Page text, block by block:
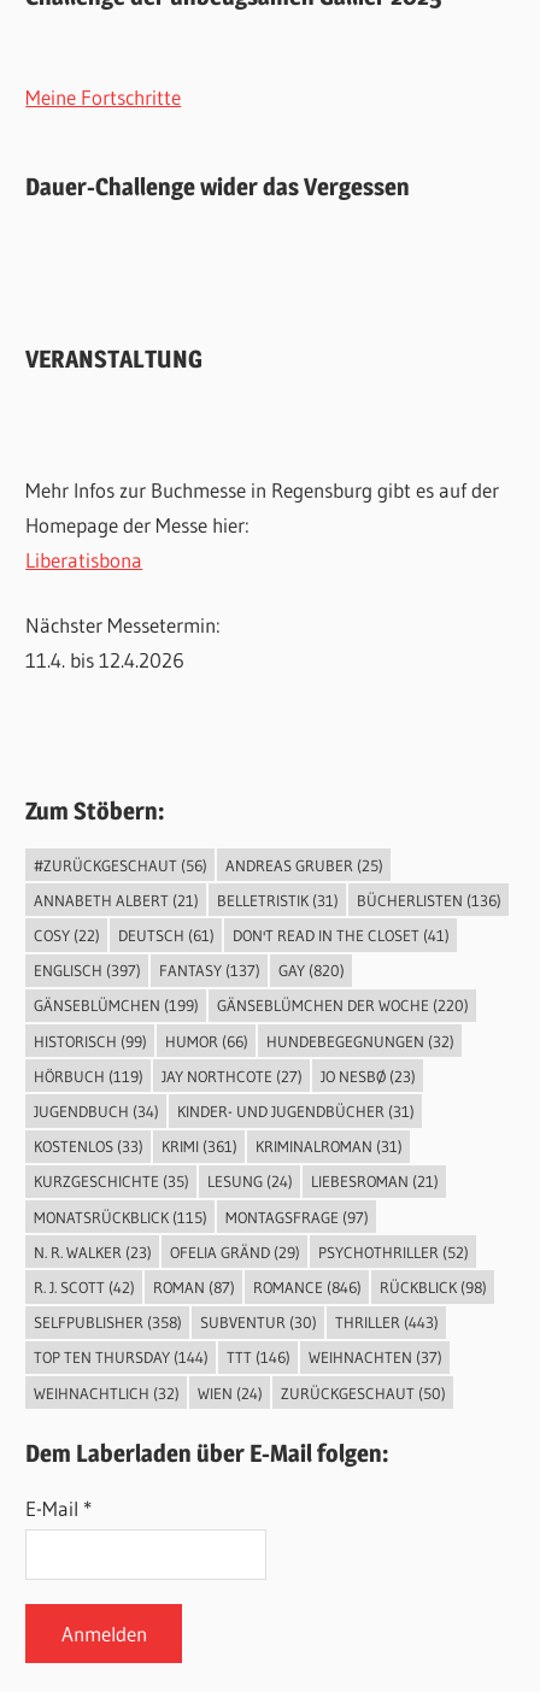
Meine Fortschritte
Dauer-Challenge wider das Vergessen
VERANSTALTUNG
Mehr Infos zur Buchmesse in Regensburg gibt es auf der
Homepage der Messe hier:
Liberatisbona
Nächster Messetermin:
11.4. bis 12.4.2026
Zum Stöbern:
#ZURÜCKGESCHAUT(56) ANDREAS GRUBER (25)
ANNABETH ALBERT(21) BELLETRISTIK(31) BÜCHERLISTEN (136)
COSY(22) DEUTSCH (61) DON'T READ IN THE CLOSET(41)
ENGLISCH (397) FANTASY(137) GAY(820)
GÄNSEBLÜMCHEN (199) GÄNSEBLÜMCHEN DER WOCHE (220)
HISTORISCH (99) HUMOR (66) HUNDEBEGEGNUNGEN (32)
HÖRBUCH (119) JAY NORTHCOTE (27) JO NESBØ(23)
JUGENDBUCH (34) KINDER- UND JUGENDBÜCHER (31)
KOSTENLOS(33) KRIMI(361) KRIMINALROMAN (31)
KURZGESCHICHTE (35) LESUNG(24) LIEBESROMAN (21)
MONATSRÜCKBLICK(115) MONTAGSFRAGE (97)
N. R. WALKER (23) OFELIA GRÄND(29) PSYCHOTHRILLER (52)
R. J. SCOTT(42) ROMAN (87) ROMANCE (846) RÜCKBLICK(98)
SELFPUBLISHER (358) SUBVENTUR (30) THRILLER (443)
TOP TEN THURSDAY(144) TTT(146) WEIHNACHTEN (37)
WEIHNACHTLICH (32) WIEN (24) ZURÜCKGESCHAUT(50)
Dem Laberladen über E-Mail folgen:
E-Mail *